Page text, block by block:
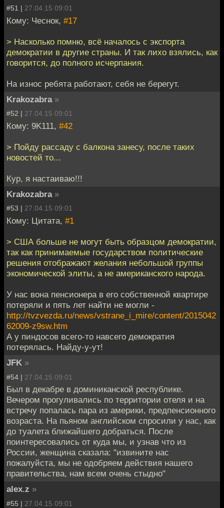
#51 | 27.04.15 09:01
Кому: Чеснок, #17
> Насколько помню, всё началось с экспорта
демократии в другие страны. И так лихо взялись, как
говорится, до полного исчерпания.
На износ ребята работают, себя не берегут.
Krakozabra »
#52 | 27.04.15 09:01
Кому: 9K111, #42
> Пойду рассаду с балкона занесу, после таких
новостей то...
Кур, я настаиваю!!!
Krakozabra »
#53 | 27.04.15 09:01
Кому: Цитата, #1
> США больше не могут быть образцом демократии,
так как принимаемые государством политические
решения отображают желания небольшой группы
экономической элиты, а не американского народа.
У нас вона пенсионера в его собственной квартире
потеряли и пять лет найти не могли -
http://tvzvezda.ru/news/vstrane_i_mire/content/2015042
62009-z9sw.htm
А у пиндосов всего-то навсего демократия
потерялась. Найду-у-ут!
JFK »
#54 | 27.04.15 09:01
Был в декабре в доминиканской республике.
Вечером прогуливались по территории отеля и на
встречу попалась пара из америки, предпенсионного
возраста. На пьяном английском спросили у нас, как
до туалета ближайшего добраться. После
поинтересовались от куда мы, и узнав что из
России, женщина сказала: "извините нас
пожалуйста, мы не одобряем действия нашего
правительства, нам всем очень стыдно"
alex.z »
#55 | 27.04.15 09:01